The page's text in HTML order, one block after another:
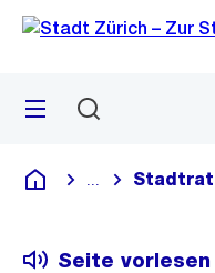
Navigation
Sprunglink
Menü
Deutsch
Blende alle
Seite vorlesen